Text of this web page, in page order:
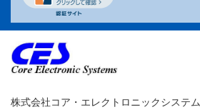
株式会社コア・エレクトロニックシステム